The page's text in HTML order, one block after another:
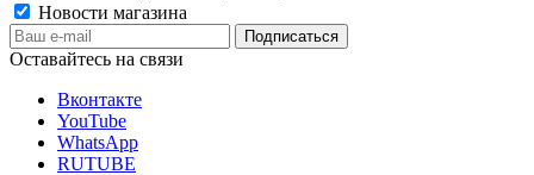
Новости магазина
Оставайтесь на связи
Вконтакте
YouTube
WhatsApp
RUTUBE